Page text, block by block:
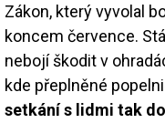
Zákon, který vyvolal
koncem července.
nebojí škodit v
kde přeplněné
setkání s lidmi tak